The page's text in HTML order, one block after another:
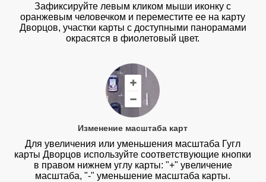
Зафиксируйте левым кликом мыши иконку с
оранжевым человечком и переместите ее на карту
Дворцов, участки карты с доступными панорамами
окрасятся в фиолетовый цвет.
Изменение масштаба карт
Для увеличения или уменьшения масштаба Гугл
карты Дворцов используйте соответствующие кнопки
в правом нижнем углу карты: "+" увеличение
масштаба, "-" уменьшение масштаба карты.